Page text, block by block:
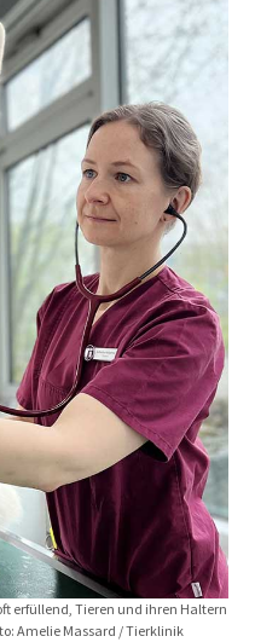
erfüllend, Tieren und ihren Haltern
Amelie Massard / Tierklinik